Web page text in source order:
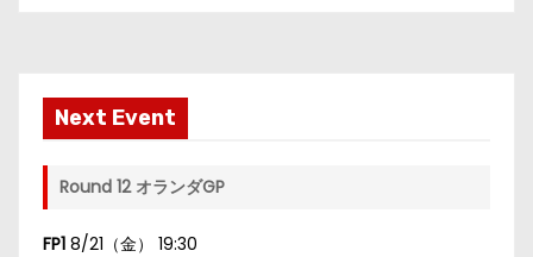
Next Event
Round 12 オランダGP
FP1 8/21（金） 19:30